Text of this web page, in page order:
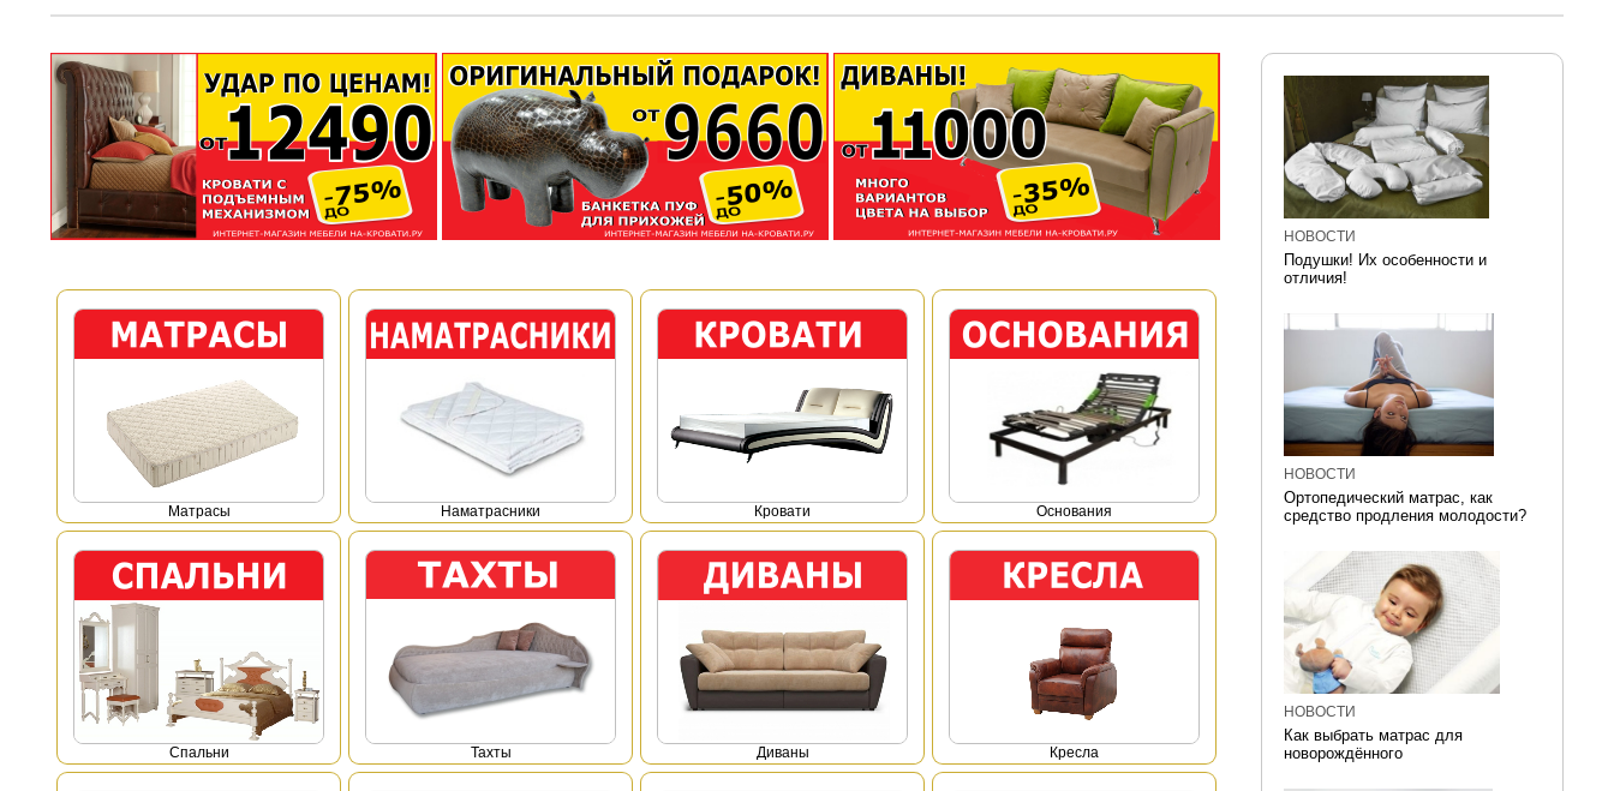
НОВОСТИ
Подушки! Их особенности и
отличия!
НОВОСТИ
Ортопедический матрас, как
средство продления молодости?
НОВОСТИ
Как выбрать матрас для
новорождённого
Mатрасы Наматрасники Кровати Основания
Спальни Тахты Диваны Кресла